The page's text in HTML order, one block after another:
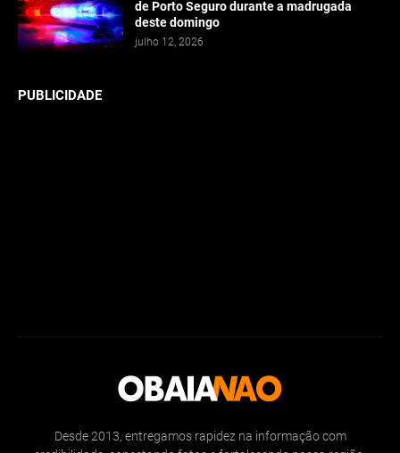
de Porto Seguro durante a madrugada
deste domingo
julho 12, 2026
PUBLICIDADE
Desde 2013, entregamos rapidez na informação com